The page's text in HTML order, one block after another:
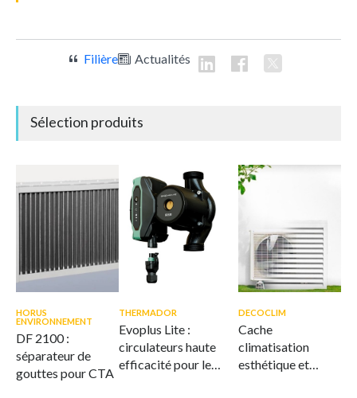
Filière Actualités
Sélection produits
HORUS
ENVIRONNEMENT
DF 2100 :
séparateur de
gouttes pour CTA
THERMADOR
Evoplus Lite :
circulateurs haute
efficacité pour le
DECOCLIM
Cache
climatisation
esthétique et